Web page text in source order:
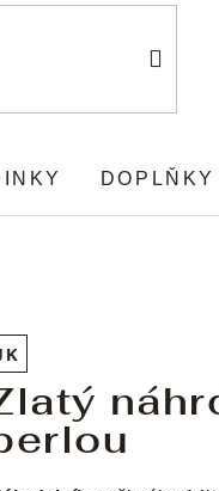
DOPLŇKY